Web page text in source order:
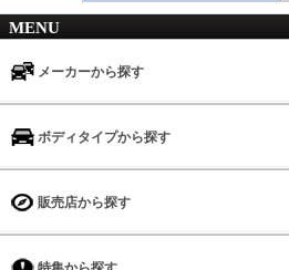
MENU
メーカーから探す
ボディタイプから探す
販売店から探す